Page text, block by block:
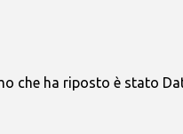
che ha riposto è stato